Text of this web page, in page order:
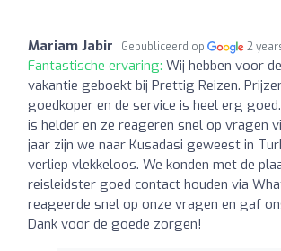
Mariam Jabir Gepubliceerd op 2
Fantastische ervaring: Wij hebben voor
vakantie geboekt bij Prettig Reizen.
goedkoper en de service is heel erg
is helder en ze reageren snel op vragen
jaar zijn we naar Kusadasi geweest in
verliep vlekkeloos. We konden met de
reisleidster goed contact houden via
reageerde snel op onze vragen en gaf
Dank voor de goede zorgen!